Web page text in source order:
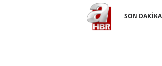
SON DAKİKA